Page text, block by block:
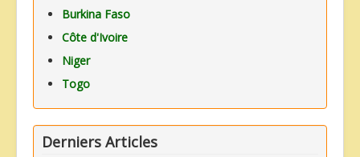
Burkina Faso
Côte d'Ivoire
Niger
Togo
Derniers Articles